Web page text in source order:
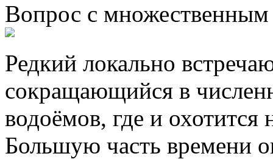
Вопрос с
Редкий локально
сокращающийся в
водоёмов, где и
Большую часть времени